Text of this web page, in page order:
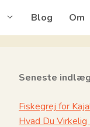
Blog Om
Seneste indlæg
Fiskegrej for
Hvad Du Virkelig